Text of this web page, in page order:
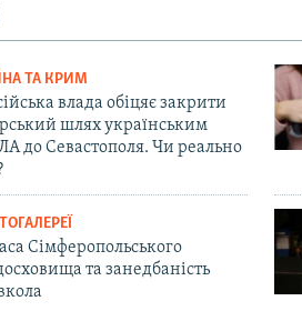
ТА КРИМ
влада обіцяє закрити
шлях українським
до Севастополя. Чи реально
Сімферопольського
та занедбаність